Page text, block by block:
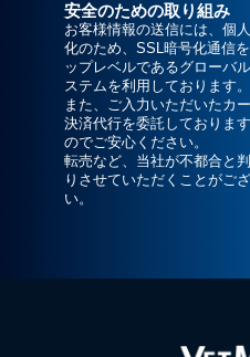
安全のための取り組み
お客様情報の送信には、個
化のため、SSL暗号化通信
ップレベルであるグローバ
ステムを利用しております。
また、ご入力いただいたカ
決済代行を委託しておりま
のでご安心ください。
転売など、当社が不都合と
りさせていただくことがご
い。